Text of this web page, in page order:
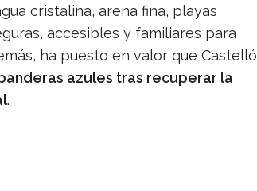
cristalina, arena fina, playas
accesibles y familiares para
ha puesto en valor que Castelló
azules tras recuperar la
.